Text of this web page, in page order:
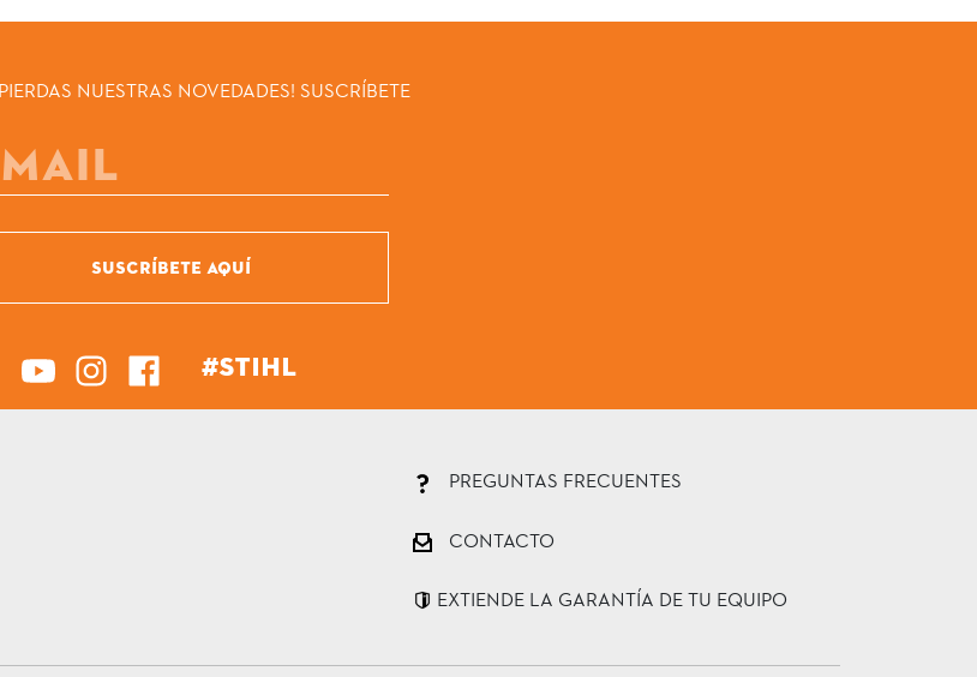
NUESTRAS NOVEDADES! SUSCRÍBETE
SUSCRÍBETE AQUÍ
#STIHL
PREGUNTAS FRECUENTES
CONTACTO
EXTIENDE LA GARANTÍA DE TU EQUIPO